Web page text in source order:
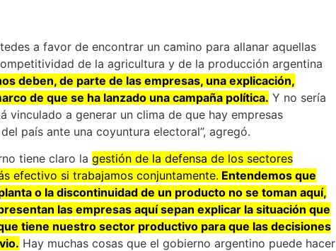
a favor de encontrar un camino para allanar aquellas
de la agricultura y de la producción argentina
deben, de parte de las empresas, una explicación,
de que se ha lanzado una campaña política. Y no sería
vinculado a generar un clima de que hay empresas
país ante una coyuntura electoral”, agregó.
tiene claro la gestión de la defensa de los sectores
efectivo si trabajamos conjuntamente. Entendemos que
o la discontinuidad de un producto no se toman aquí,
las empresas aquí sepan explicar la situación que
tiene nuestro sector productivo para que las decisiones
Hay muchas cosas que el gobierno argentino puede hacer